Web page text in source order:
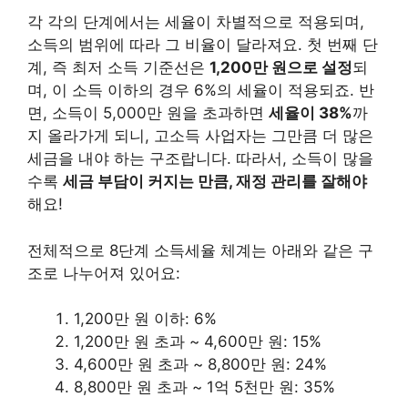
각 각의 단계에서는 세율이 차별적으로 적용되며,
소득의 범위에 따라 그 비율이 달라져요. 첫 번째 단
계, 즉 최저 소득 기준선은 1,200만 원으로 설정되
며, 이 소득 이하의 경우 6%의 세율이 적용되죠. 반
면, 소득이 5,000만 원을 초과하면 세율이 38%까
지 올라가게 되니, 고소득 사업자는 그만큼 더 많은
세금을 내야 하는 구조랍니다. 따라서, 소득이 많을
수록 세금 부담이 커지는 만큼, 재정 관리를 잘해야
해요!
전체적으로 8단계 소득세율 체계는 아래와 같은 구
조로 나누어져 있어요:
1,200만 원 이하: 6%
1,200만 원 초과 ~ 4,600만 원: 15%
4,600만 원 초과 ~ 8,800만 원: 24%
8,800만 원 초과 ~ 1억 5천만 원: 35%